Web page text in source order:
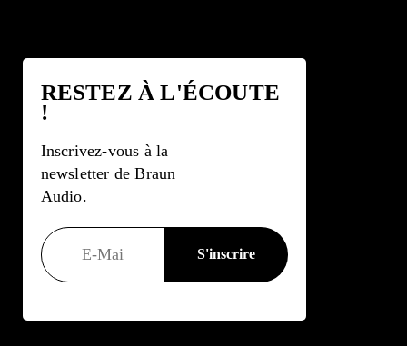
RESTEZ À L'ÉCOUTE
!
Inscrivez-vous à la
newsletter de Braun
Audio.